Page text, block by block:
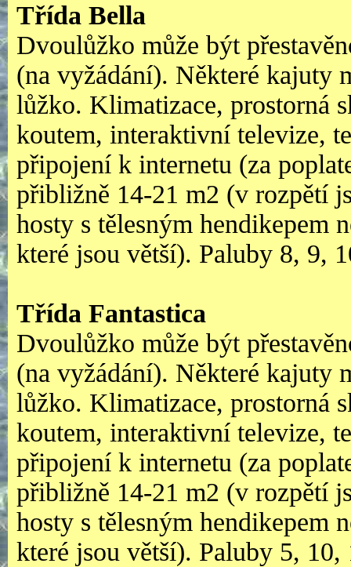
Třída Bella
Dvoulůžko může být
(na vyžádání). Některé kajuty
lůžko. Klimatizace, prostorná
koutem, interaktivní televize,
připojení k internetu (za
přibližně 14-21 m2 (v rozpětí
hosty s tělesným hendikepem
které jsou větší). Paluby 8, 9,
Třída Fantastica
Dvoulůžko může být
(na vyžádání). Některé kajuty
lůžko. Klimatizace, prostorná
koutem, interaktivní televize,
připojení k internetu (za
přibližně 14-21 m2 (v rozpětí
hosty s tělesným hendikepem
které jsou větší). Paluby 5, 10,